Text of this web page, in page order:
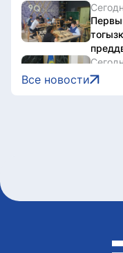
класса
Все новости